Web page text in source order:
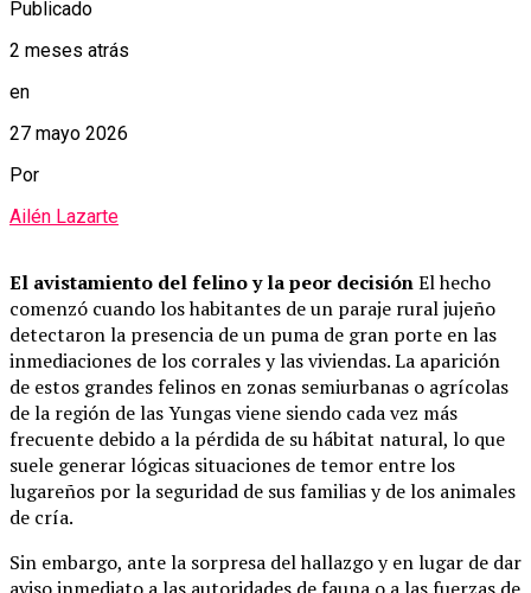
Publicado
2 meses atrás
en
27 mayo 2026
Por
Ailén Lazarte
El avistamiento del felino y la peor decisiónEl hecho
comenzó cuando los habitantes de un paraje rural jujeño
detectaron la presencia de un puma de gran porte en las
inmediaciones de los corrales y las viviendas. La aparición
de estos grandes felinos en zonas semiurbanas o agrícolas
de la región de las Yungas viene siendo cada vez más
frecuente debido a la pérdida de su hábitat natural, lo que
suele generar lógicas situaciones de temor entre los
lugareños por la seguridad de sus familias y de los animales
de cría.
Sin embargo, ante la sorpresa del hallazgo y en lugar de dar